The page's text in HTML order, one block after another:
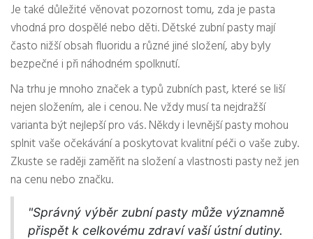
Je také důležité věnovat pozornost tomu, zda je pasta
vhodná pro dospělé nebo děti. Dětské zubní pasty mají
často nižší obsah fluoridu a různé jiné složení, aby byly
bezpečné i při náhodném spolknutí.
Na trhu je mnoho značek a typů zubních past, které se liší
nejen složením, ale i cenou. Ne vždy musí ta nejdražší
varianta být nejlepší pro vás. Někdy i levnější pasty mohou
splnit vaše očekávání a poskytovat kvalitní péči o vaše zuby.
Zkuste se raději zaměřit na složení a vlastnosti pasty než jen
na cenu nebo značku.
"Správný výběr zubní pasty může významně
přispět k celkovému zdraví vaší ústní dutiny.